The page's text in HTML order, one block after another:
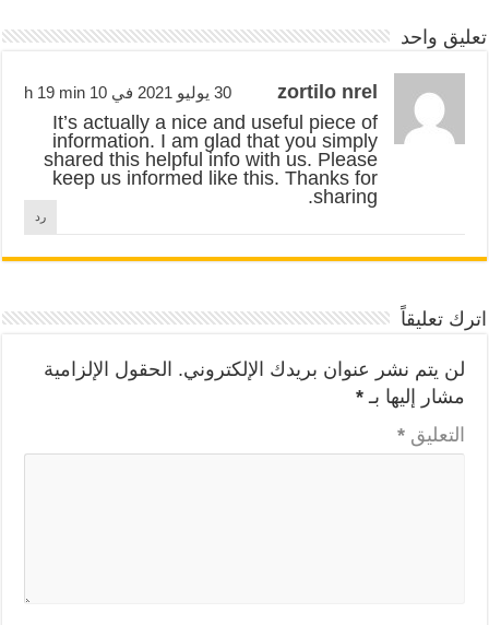
تعليق واحد
zortilo nrel 30 يوليو 2021 في 10 h 19 min
It’s actually a nice and useful piece of
information. I am glad that you simply
shared this helpful info with us. Please
keep us informed like this. Thanks for
sharing.
رد
اترك تعليقاً
لن يتم نشر عنوان بريدك الإلكتروني. الحقول الإلزامية
مشار إليها بـ *
التعليق *